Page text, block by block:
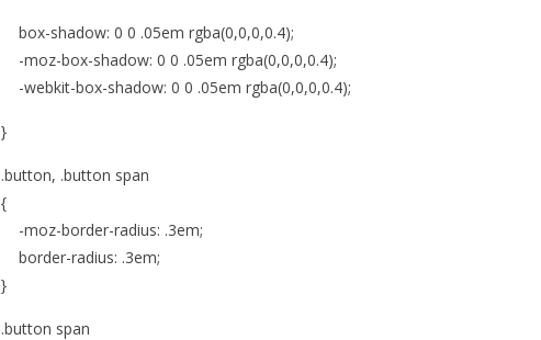
box-shadow: 0 0 .05em rgba(0,0,0,0.4);
-moz-box-shadow: 0 0 .05em rgba(0,0,0,0.4);
-webkit-box-shadow: 0 0 .05em rgba(0,0,0,0.4);
}
.button, .button span
{
-moz-border-radius: .3em;
border-radius: .3em;
}
.button span